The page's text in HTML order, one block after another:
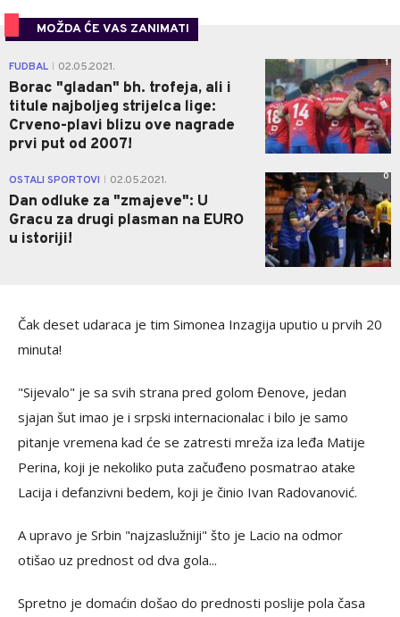
MOŽDA ĆE VAS ZANIMATI
FUDBAL 02.05.2021.
Borac "gladan" bh. trofeja, ali i
titule najboljeg strijelca lige:
Crveno-plavi blizu ove nagrade
prvi put od 2007!
1
OSTALI SPORTOVI 02.05.2021.
Dan odluke za "zmajeve": U
Gracu za drugi plasman na EURO
u istoriji!
0
Čak deset udaraca je tim Simonea Inzagija uputio u prvih 20
minuta!
"Sijevalo" je sa svih strana pred golom Đenove, jedan
sjajan šut imao je i srpski internacionalac i bilo je samo
pitanje vremena kad će se zatresti mreža iza leđa Matije
Perina, koji je nekoliko puta začuđeno posmatrao atake
Lacija i defanzivni bedem, koji je činio Ivan Radovanović.
A upravo je Srbin "najzaslužniji" što je Lacio na odmor
otišao uz prednost od dva gola...
Spretno je domaćin došao do prednosti poslije pola časa